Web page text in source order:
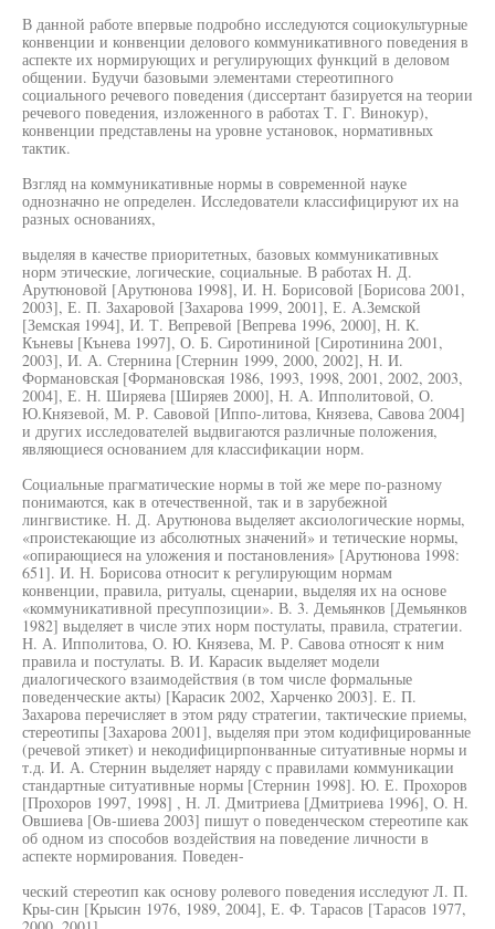
В данной работе впервые подробно исследуются социокультурные
конвенции и конвенции делового коммуникативного поведения в
аспекте их нормирующих и регулирующих функций в деловом
общении. Будучи базовыми элементами стереотипного
социального речевого поведения (диссертант базируется на теории
речевого поведения, изложенного в работах Т. Г. Винокур),
конвенции представлены на уровне установок, нормативных
тактик.
Взгляд на коммуникативные нормы в современной науке
однозначно не определен. Исследователи классифицируют их на
разных основаниях,
выделяя в качестве приоритетных, базовых коммуникативных
норм этические, логические, социальные. В работах Н. Д.
Арутюновой [Арутюнова 1998], И. Н. Борисовой [Борисова 2001,
2003], Е. П. Захаровой [Захарова 1999, 2001], Е. А.Земской
[Земская 1994], И. Т. Вепревой [Вепрева 1996, 2000], Н. К.
Къневы [Кънева 1997], О. Б. Сиротининой [Сиротинина 2001,
2003], И. А. Стернина [Стернин 1999, 2000, 2002], Н. И.
Формановская [Формановская 1986, 1993, 1998, 2001, 2002, 2003,
2004], Е. Н. Ширяева [Ширяев 2000], Н. А. Ипполитовой, О.
Ю.Князевой, М. Р. Савовой [Иппо-литова, Князева, Савова 2004]
и других исследователей выдвигаются различные положения,
являющиеся основанием для классификации норм.
Социальные прагматические нормы в той же мере по-разному
понимаются, как в отечественной, так и в зарубежной
лингвистике. Н. Д. Арутюнова выделяет аксиологические нормы,
«проистекающие из абсолютных значений» и тетические нормы,
«опирающиеся на уложения и постановления» [Арутюнова 1998:
651]. И. Н. Борисова относит к регулирующим нормам
конвенции, правила, ритуалы, сценарии, выделяя их на основе
«коммуникативной пресуппозиции». В. 3. Демьянков [Демьянков
1982] выделяет в числе этих норм постулаты, правила, стратегии.
Н. А. Ипполитова, О. Ю. Князева, М. Р. Савова относят к ним
правила и постулаты. В. И. Карасик выделяет модели
диалогического взаимодействия (в том числе формальные
поведенческие акты) [Карасик 2002, Харченко 2003]. Е. П.
Захарова перечисляет в этом ряду стратегии, тактические приемы,
стереотипы [Захарова 2001], выделяя при этом кодифицированные
(речевой этикет) и некодифицирпонванные ситуативные нормы и
т.д. И. А. Стернин выделяет наряду с правилами коммуникации
стандартные ситуативные нормы [Стернин 1998]. Ю. Е. Прохоров
[Прохоров 1997, 1998] , Н. Л. Дмитриева [Дмитриева 1996], О. Н.
Овшиева [Ов-шиева 2003] пишут о поведенческом стереотипе как
об одном из способов воздействия на поведение личности в
аспекте нормирования. Поведен-
ческий стереотип как основу ролевого поведения исследуют Л. П.
Кры-син [Крысин 1976, 1989, 2004], Е. Ф. Тарасов [Тарасов 1977,